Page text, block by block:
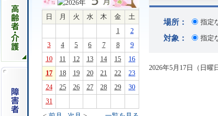
日 月 火 水 木 金
土
1
2
3
4 5 6 7 8
9
10
11 12 13 14 15
16
17
18 19 20 21 22
23
24
25 26 27 28 29
30
31
場所： 指定
対象： 指定
2026年5月17日（日曜